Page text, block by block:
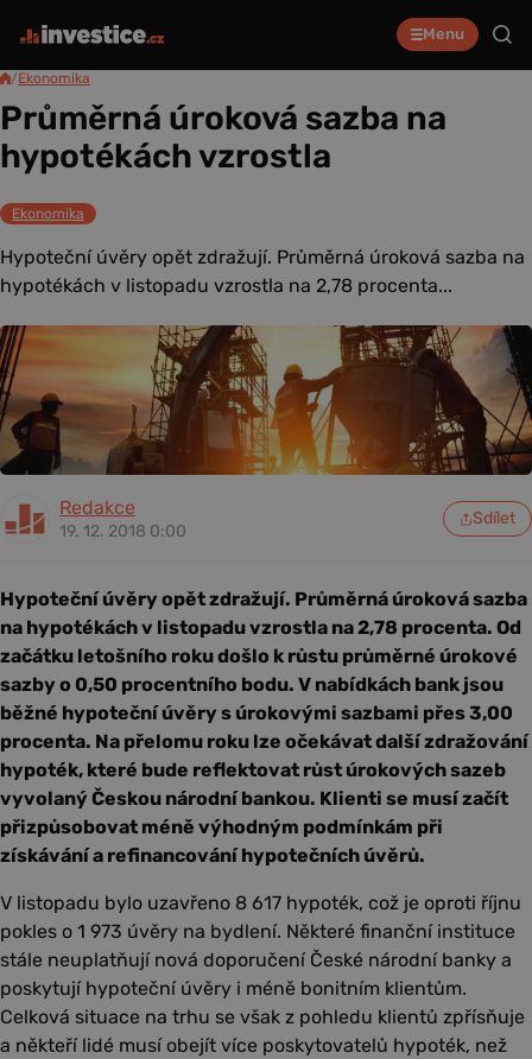
Menu
/Ekonomika
Průměrná úroková sazba na
hypotékách vzrostla
Ekonomika
Hypoteční úvěry opět zdražují. Průměrná úroková sazba na
hypotékách v listopadu vzrostla na 2,78 procenta...
Redakce
19. 12. 2018 0:00
Sdílet
Hypoteční úvěry opět zdražují. Průměrná úroková sazba
na hypotékách v listopadu vzrostla na 2,78 procenta. Od
začátku letošního roku došlo k růstu průměrné úrokové
sazby o 0,50 procentního bodu. V nabídkách bank jsou
běžné hypoteční úvěry s úrokovými sazbami přes 3,00
procenta. Na přelomu roku lze očekávat další zdražování
hypoték, které bude reflektovat růst úrokových sazeb
vyvolaný Českou národní bankou. Klienti se musí začít
přizpůsobovat méně výhodným podmínkám při
získávání a refinancování hypotečních úvěrů.
V listopadu bylo uzavřeno 8 617 hypoték, což je oproti říjnu
pokles o 1 973 úvěry na bydlení. Některé finanční instituce
stále neuplatňují nová doporučení České národní banky a
poskytují hypoteční úvěry i méně bonitním klientům.
Celková situace na trhu se však z pohledu klientů zpřísňuje
a někteří lidé musí obejít více poskytovatelů hypoték, než